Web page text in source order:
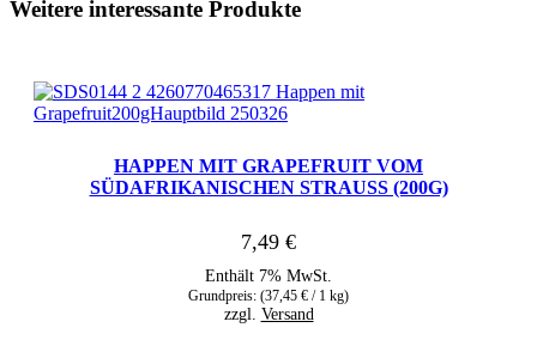
Weitere interessante Produkte
HAPPEN MIT GRAPEFRUIT VOM
SÜDAFRIKANISCHEN STRAUSS (200G)
7,49 €
Enthält 7% MwSt.
Grundpreis: (37,45 € / 1 kg)
zzgl. Versand